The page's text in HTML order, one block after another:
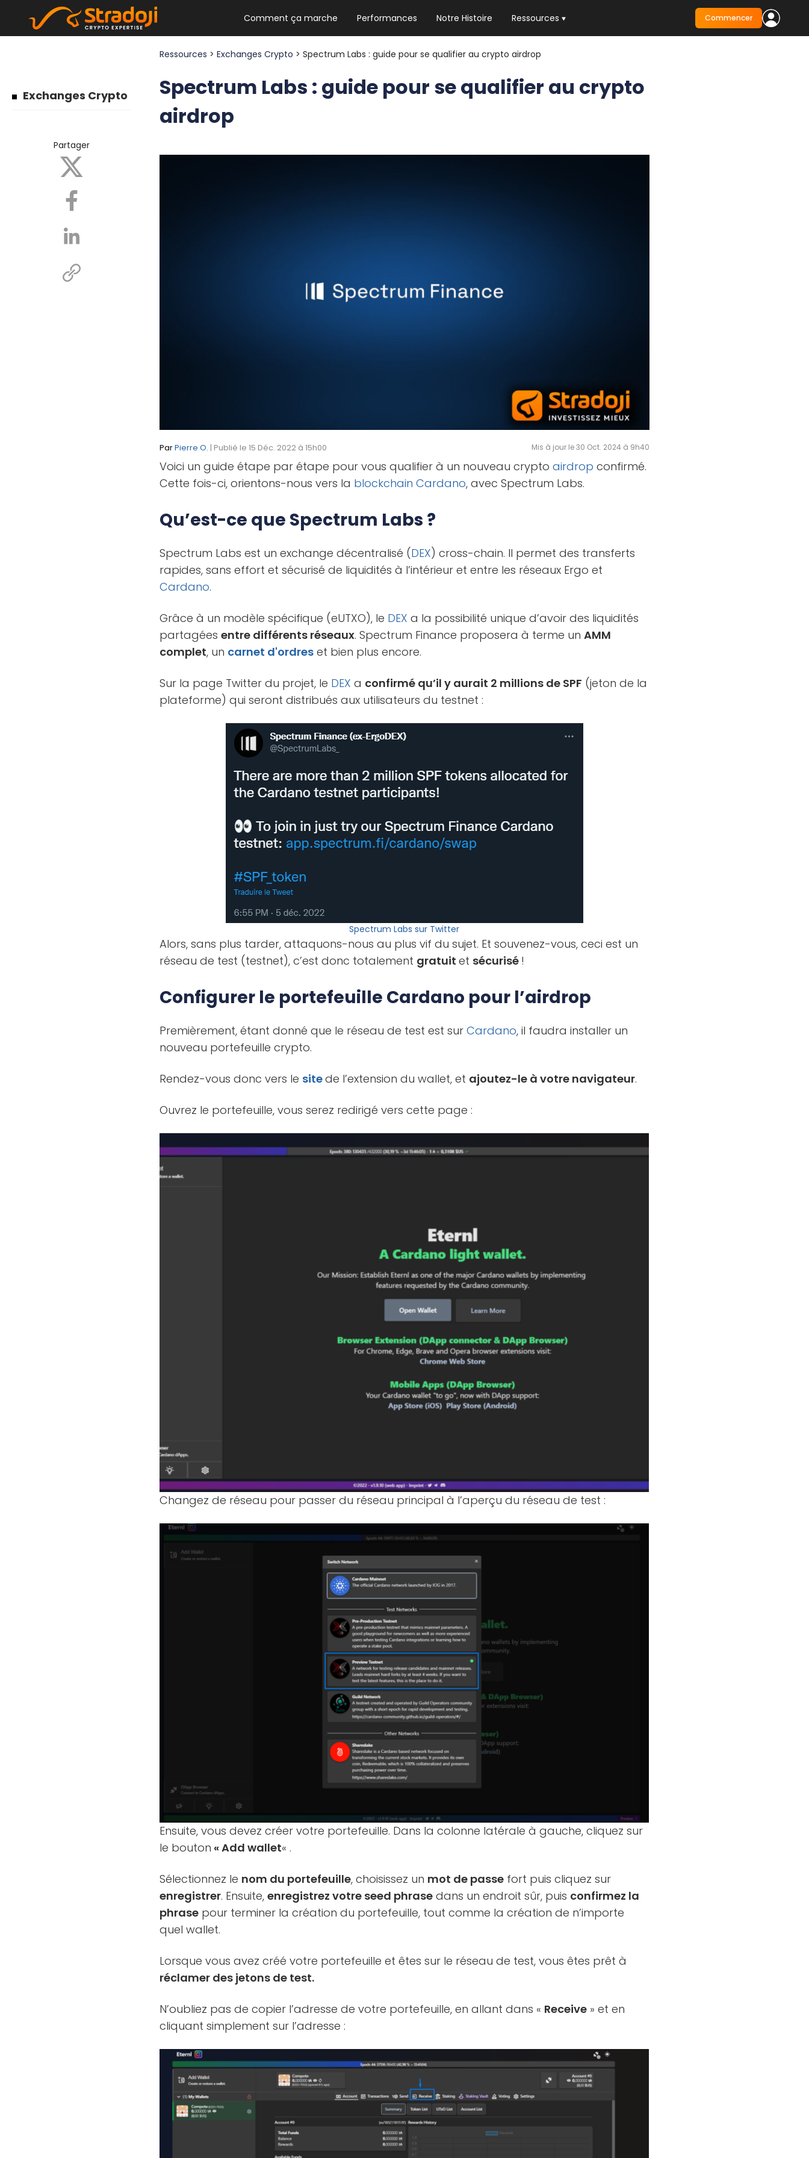
Comment ça marche Performances Notre Histoire Ressources
NEWSLETTER HEBDO
Les news crypto dont vous avez besoin
Commencer
Exchanges Crypto
Partager
Ressources >Exchanges Crypto > Spectrum Labs : guide pour se qualifier au crypto airdrop
Spectrum Labs : guide pour se qualifier au crypto
airdrop
ParPierre O. | Publié le 15 Déc. 2022 à 15h00 Mis à jour le 30 Oct. 2024 à 9h40
Voici un guide étape par étape pour vous qualifier à un nouveau cryptoairdrop confirmé.
Cette fois-ci, orientons-nous vers la blockchain Cardano, avec Spectrum Labs.
Qu’est-ce que Spectrum Labs ?
Spectrum Labs est un exchange décentralisé (DEX) cross-chain. Il permet des transferts
rapides, sans effort et sécurisé de liquidités à l’intérieur et entre les réseaux Ergo et
Cardano.
Grâce à un modèle spécifique (eUTXO), le DEX a la possibilité unique d’avoir des liquidités
partagéesentre différents réseaux. Spectrum Finance proposera à terme unAMM
complet, un carnet d'ordres et bien plus encore.
Sur la page Twitter du projet, le DEX a confirmé qu’il y aurait 2 millions de SPF (jeton de la
plateforme) qui seront distribués aux utilisateurs du testnet :
Spectrum Labs sur Twitter
Alors, sans plus tarder, attaquons-nous au plus vif du sujet. Et souvenez-vous, ceci est un
réseau de test (testnet), c’est donc totalement gratuitet sécurisé !
Configurer le portefeuille Cardano pour l’airdrop
Premièrement, étant donné que le réseau de test est surCardano, il faudra installer un
nouveau portefeuille crypto.
Rendez-vous donc vers le sitede l’extension du wallet, et ajoutez-le à votre navigateur.
Ouvrez le portefeuille, vous serez redirigé vers cette page :
Changez de réseau pour passer du réseau principal à l’aperçu du réseau de test :
Ensuite, vous devez créer votre portefeuille. Dans la colonne latérale à gauche, cliquez sur
le bouton « Add wallet« .
Sélectionnez le nom du portefeuille, choisissez un mot de passe fort puis cliquez sur
enregistrer. Ensuite,enregistrez votre seed phrase dans un endroit sûr, puis confirmez la
phrase pour terminer la création du portefeuille, tout comme la création de n’importe
quel wallet.
Lorsque vous avez créé votre portefeuille et êtes sur le réseau de test, vous êtes prêt à
réclamer des jetons de test.
N’oubliez pas de copier l’adresse de votre portefeuille, en allant dans « Receive » et en
cliquant simplement sur l’adresse :